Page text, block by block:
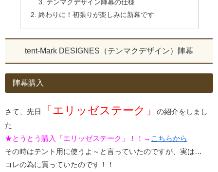
テンマクデザイン陣幕の仕様
終わりに！初張りが楽しみに新幕です
tent-Mark DESIGNES（テンマクデザイン）陣幕
陣幕購入
さて、先日 「エリッゼステーク」
の紹介をしまし
た
★とうとう購入「エリッゼステーク」！！→ こちらから
その時はテント用に使うよ～と言っていたのですが、実は…
コレの為に買っていたのです！！